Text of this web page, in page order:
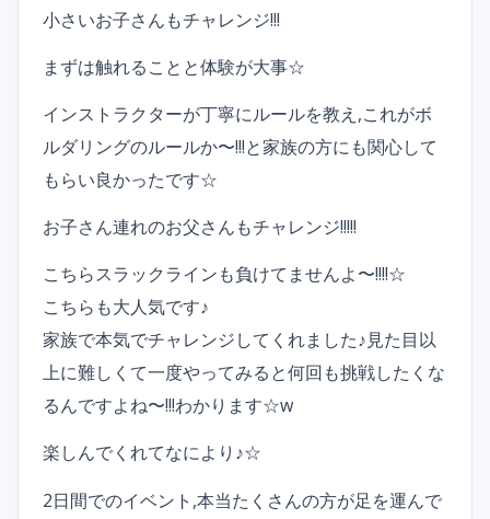
小さいお子さんもチャレンジ!!!
まずは触れることと体験が大事☆
インストラクターが丁寧にルールを教え,これがボ
ルダリングのルールか〜!!!と家族の方にも関心して
もらい良かったです☆
お子さん連れのお父さんもチャレンジ!!!!!
こちらスラックラインも負けてませんよ〜!!!!☆
こちらも大人気です♪
家族で本気でチャレンジしてくれました♪見た目以
上に難しくて一度やってみると何回も挑戦したくな
るんですよね〜!!!わかります☆w
楽しんでくれてなにより♪☆
2日間でのイベント,本当たくさんの方が足を運んで